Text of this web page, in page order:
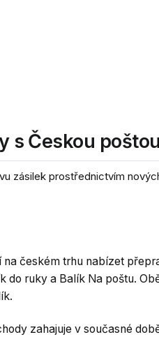
s Českou poštou
zásilek prostřednictvím
českém trhu nabízet
do ruky a Balík Na poštu.
zahajuje v současné